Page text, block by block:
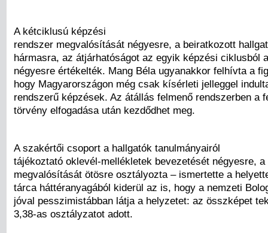
A kétciklusú képzési
rendszer megvalósítását négyesre, a beiratkozott
hármasra, az átjárhatóságot az egyik képzési ciklusból
négyesre értékelték. Mang Béla ugyanakkor felhívta a
hogy Magyarországon még csak kísérleti jelleggel
rendszerű képzések. Az átállás felmenő rendszerben a
törvény elfogadása után kezdődhet meg.
A szakértői csoport a hallgatók tanulmányairól
tájékoztató oklevél-mellékletek bevezetését négyesre,
megvalósítását ötösre osztályozta – ismertette a
tárca háttéranyagából kiderül az is, hogy a nemzeti
jóval pesszimistábban látja a helyzetet: az összképet
3,38-as osztályzatot adott.